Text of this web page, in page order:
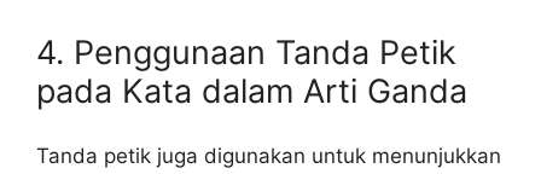
4. Penggunaan Tanda Petik
pada Kata dalam Arti Ganda
Tanda petik juga digunakan untuk menunjukkan